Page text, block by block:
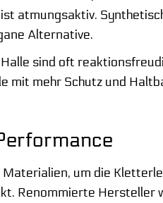
atmungsaktiv.
Alternative.
sind oft
mit mehr Schutz und
um die
Renommierte Hersteller